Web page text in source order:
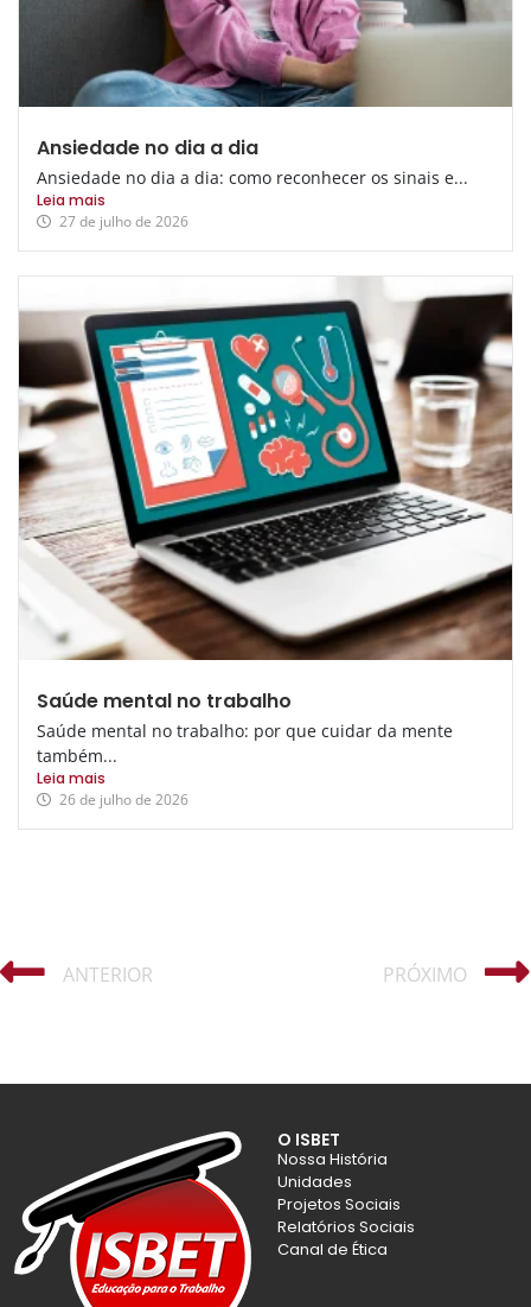
Ansiedade no dia a dia
Ansiedade no dia a dia: como reconhecer os sinais e...
Leia mais
27 de julho de 2026
Saúde mental no trabalho
Saúde mental no trabalho: por que cuidar da mente
também...
Leia mais
26 de julho de 2026
ANTERIOR PRÓXIMO
O ISBET
Nossa História
Unidades
Projetos Sociais
Relatórios Sociais
Canal de Ética